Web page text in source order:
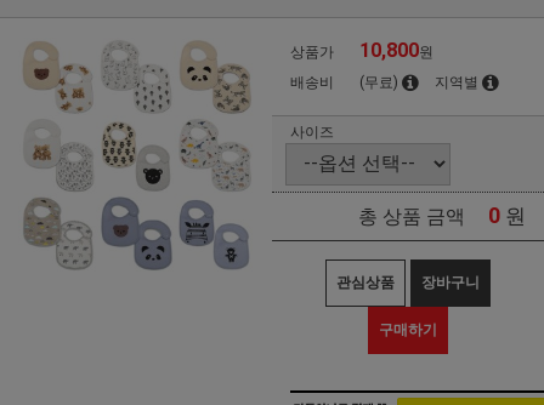
상품가 10,800원
배송비
(무료) 지역별
사이즈
총 상품 금액 0 원
관심상품 장바구니
구매하기